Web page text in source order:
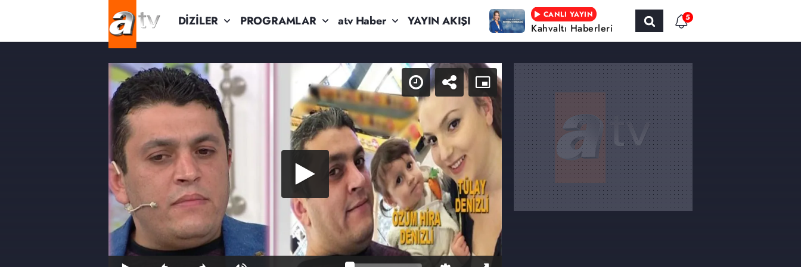
DİZİLER PROGRAMLAR atv Haber YAYIN AKIŞI CANLI YAYIN
Kahvaltı Haberleri
5